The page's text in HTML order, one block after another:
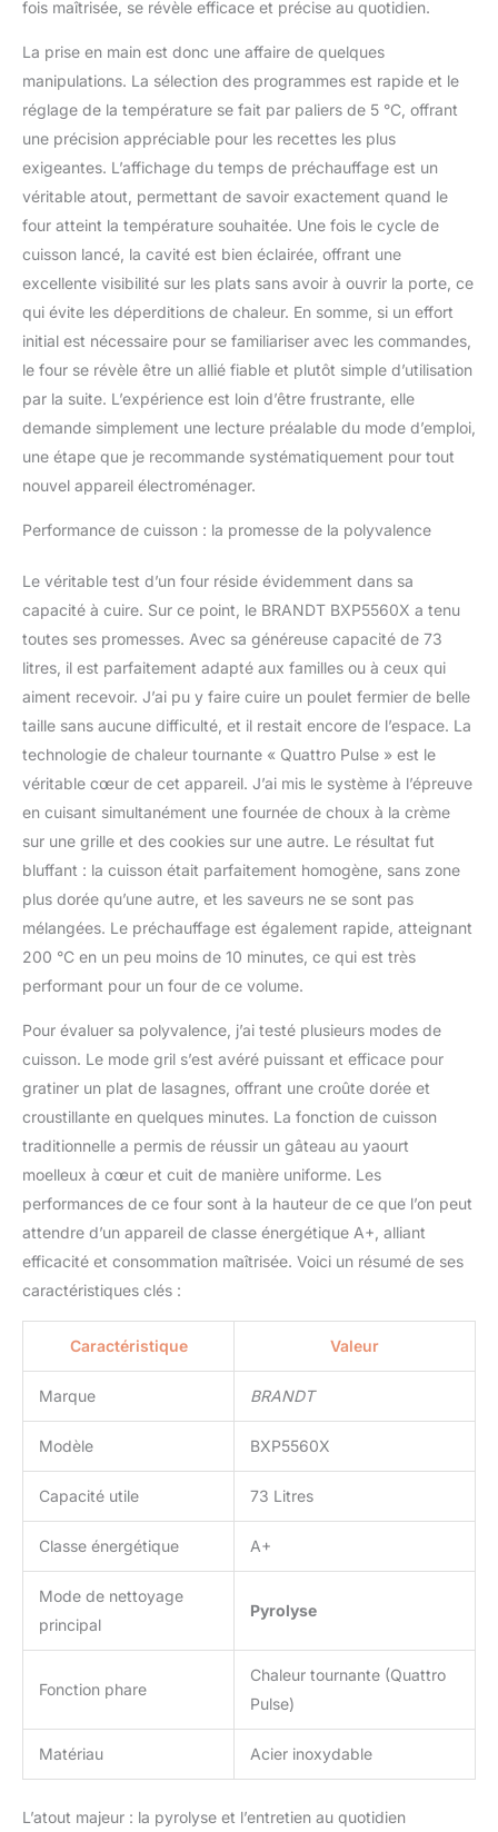
fois maîtrisée, se révèle efficace et précise au quotidien.
La prise en main est donc une affaire de quelques
manipulations. La sélection des programmes est rapide et le
réglage de la température se fait par paliers de 5 °C, offrant
une précision appréciable pour les recettes les plus
exigeantes. L’affichage du temps de préchauffage est un
véritable atout, permettant de savoir exactement quand le
four atteint la température souhaitée. Une fois le cycle de
cuisson lancé, la cavité est bien éclairée, offrant une
excellente visibilité sur les plats sans avoir à ouvrir la porte, ce
qui évite les déperditions de chaleur. En somme, si un effort
initial est nécessaire pour se familiariser avec les commandes,
le four se révèle être un allié fiable et plutôt simple d’utilisation
par la suite. L’expérience est loin d’être frustrante, elle
demande simplement une lecture préalable du mode d’emploi,
une étape que je recommande systématiquement pour tout
nouvel appareil électroménager.
Performance de cuisson : la promesse de la polyvalence
Le véritable test d’un four réside évidemment dans sa
capacité à cuire. Sur ce point, le BRANDT BXP5560X a tenu
toutes ses promesses. Avec sa généreuse capacité de 73
litres, il est parfaitement adapté aux familles ou à ceux qui
aiment recevoir. J’ai pu y faire cuire un poulet fermier de belle
taille sans aucune difficulté, et il restait encore de l’espace. La
technologie de chaleur tournante « Quattro Pulse » est le
véritable cœur de cet appareil. J’ai mis le système à l’épreuve
en cuisant simultanément une fournée de choux à la crème
sur une grille et des cookies sur une autre. Le résultat fut
bluffant : la cuisson était parfaitement homogène, sans zone
plus dorée qu’une autre, et les saveurs ne se sont pas
mélangées. Le préchauffage est également rapide, atteignant
200 °C en un peu moins de 10 minutes, ce qui est très
performant pour un four de ce volume.
Pour évaluer sa polyvalence, j’ai testé plusieurs modes de
cuisson. Le mode gril s’est avéré puissant et efficace pour
gratiner un plat de lasagnes, offrant une croûte dorée et
croustillante en quelques minutes. La fonction de cuisson
traditionnelle a permis de réussir un gâteau au yaourt
moelleux à cœur et cuit de manière uniforme. Les
performances de ce four sont à la hauteur de ce que l’on peut
attendre d’un appareil de classe énergétique A+, alliant
efficacité et consommation maîtrisée. Voici un résumé de ses
caractéristiques clés :
Caractéristique Valeur
Marque BRANDT
Modèle BXP5560X
Capacité utile 73 Litres
Classe énergétique A+
Mode de nettoyage
principal
Pyrolyse
Fonction phare
Chaleur tournante (Quattro
Pulse)
Matériau Acier inoxydable
L’atout majeur : la pyrolyse et l’entretien au quotidien